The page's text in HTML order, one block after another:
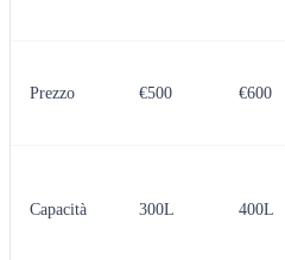
Prezzo €500 €600
Capacità 300L 400L